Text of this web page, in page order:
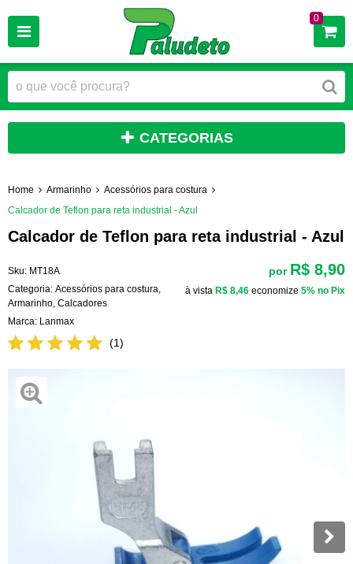
0
CATEGORIAS
Home Armarinho
Acessórios para costura
Calcador de Teflon para reta industrial - Azul
Calcador de Teflon para reta industrial - Azul
Sku: MT18A
Categoria: Acessórios para costura
Armarinho Calcadores
Marca: Lanmax
(1)
por R$ 8,90
à vista R$ 8,46 economize 5% no Pix